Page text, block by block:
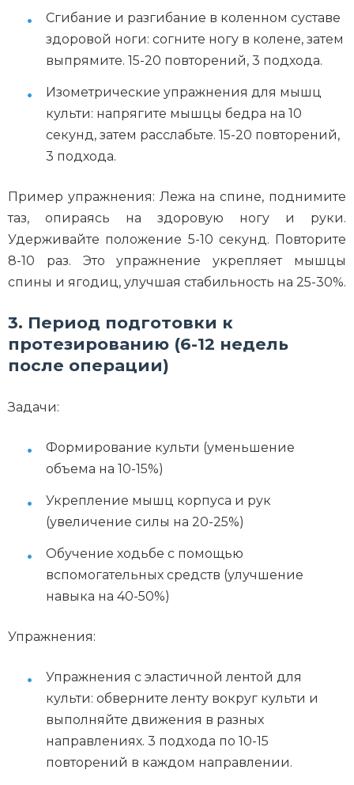
Сгибание и разгибание в коленном суставе
здоровой ноги: согните ногу в колене, затем
выпрямите. 15-20 повторений, 3 подхода.
Изометрические упражнения для мышц
культи: напрягите мышцы бедра на 10
секунд, затем расслабьте. 15-20 повторений,
3 подхода.
Пример упражнения: Лежа на спине, поднимите
таз, опираясь на здоровую ногу и руки.
Удерживайте положение 5-10 секунд. Повторите
8-10 раз. Это упражнение укрепляет мышцы
спины и ягодиц, улучшая стабильность на 25-30%.
3. Период подготовки к
протезированию (6-12 недель
после операции)
Задачи:
Формирование культи (уменьшение
объема на 10-15%)
Укрепление мышц корпуса и рук
(увеличение силы на 20-25%)
Обучение ходьбе с помощью
вспомогательных средств (улучшение
навыка на 40-50%)
Упражнения:
Упражнения с эластичной лентой для
культи: обверните ленту вокруг культи и
выполняйте движения в разных
направлениях. 3 подхода по 10-15
повторений в каждом направлении.